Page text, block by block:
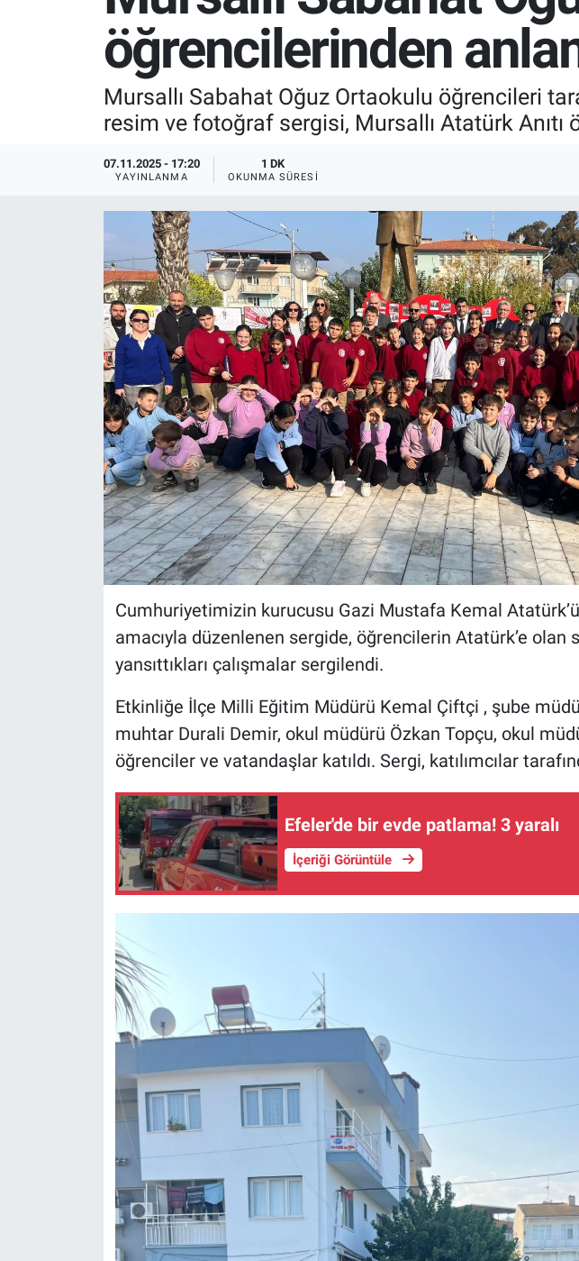
öğrencilerinden
Mursallı Sabahat Oğuz Ortaokulu öğrencileri
resim ve fotoğraf sergisi, Mursallı Atatürk Anıtı
07.11.2025 - 17:20
YAYINLANMA
1 DK
OKUNMA SÜRESI
Cumhuriyetimizin kurucusu Gazi Mustafa Kemal
amacıyla düzenlenen sergide, öğrencilerin Atatürk’e olan
yansıttıkları çalışmalar sergilendi.
Etkinliğe İlçe Milli Eğitim Müdürü Kemal Çiftçi , şube
muhtar Durali Demir, okul müdürü Özkan Topçu, okul
öğrenciler ve vatandaşlar katıldı. Sergi, katılımcılar
Efeler'de bir evde patlama! 3 yaralı
İçeriği Görüntüle
RESMİ İLANLAR